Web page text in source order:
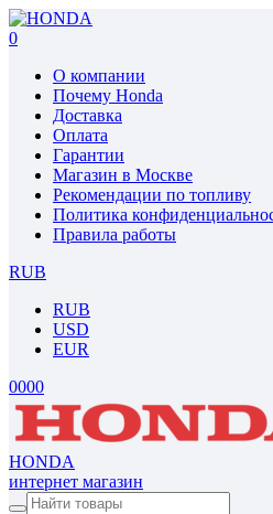
0
О компании
Почему Honda
Доставка
Оплата
Гарантии
Магазин в Москве
Рекомендации по топливу
Политика
Правила работы
RUB
RUB
USD
EUR
0000
HONDA
интернет магазин